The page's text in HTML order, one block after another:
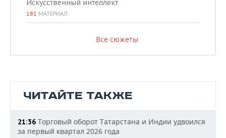
Искусственный интеллект
181 МАТЕРИАЛ
Все сюжеты
ЧИТАЙТЕ ТАКЖЕ
21:36 Торговый оборот Татарстана и Индии удвоился
за первый квартал 2026 года